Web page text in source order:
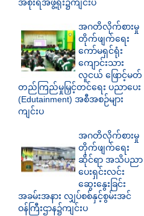
အစိုးရအဖွဲ့ရုံး၌ကျင်းပ
အဂတိလိုက်စားမှု
တိုက်ဖျက်ရေး
ကော်မရှင်ရုံး
ကျောင်းသား
လူငယ် ဖြောင့်မတ်
တည်ကြည်မှုမြှင့်တင်ရေး ပညာပေး
(Edutainment) အစီအစဉ်များ
ကျင်းပ
အဂတိလိုက်စားမှု
တိုက်ဖျက်ရေး
ဆိုင်ရာ အသိပညာ
ပေးရှင်းလင်း
ဆွေးနွေးခြင်း
အခမ်းအနား လျှပ်စစ်နှင့်စွမ်းအင်
ဝန်ကြီးဌာန၌ကျင်းပ